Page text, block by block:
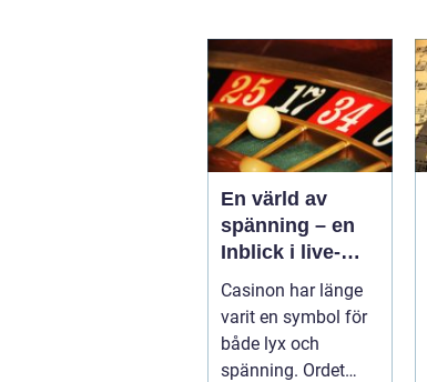
En värld av
spänning – en
Inblick i live-
casino
Casinon har länge
varit en symbol för
både lyx och
spänning. Ordet